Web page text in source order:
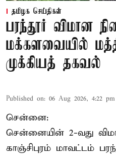
தமிழக செய்திகள்
பரந்தூர் விமான
மக்களவையில்
முக்கியத் தகவல்
Published on: 06 Aug 2026, 4:22 pm
சென்னை:
சென்னையின் 2-வது
காஞ்சிபுரம் மாவட்டம்